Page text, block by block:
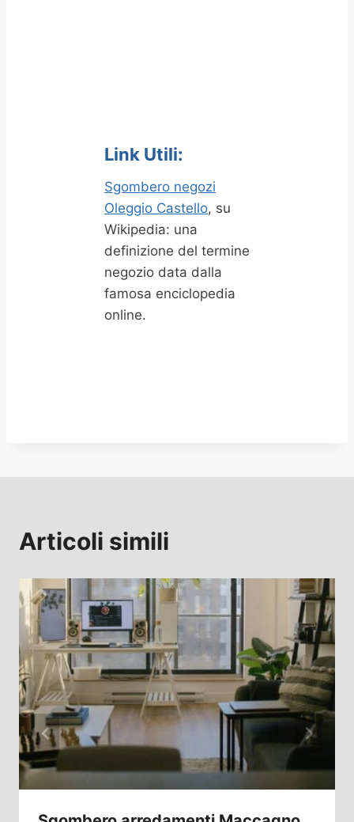
Link Utili:
Sgombero negozi
Oleggio Castello, su
Wikipedia: una
definizione del termine
negozio data dalla
famosa enciclopedia
online.
Articoli simili